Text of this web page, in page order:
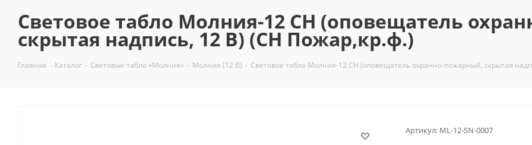
Световое табло Молния-12 СН (оповещатель
скрытая надпись, 12 В) (СН Пожар,кр.ф.)
Главная - Каталог - Световые табло «Молния» - Молния (12 В) - Световое табло Молния-12 СН (оповещатель охранно-пожарный, скрытая
Артикул: ML-12-SN-0007